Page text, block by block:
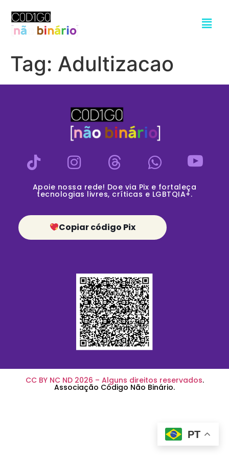
Tag: Adultizacao
Apoie nossa rede! Doe via Pix e fortaleça
tecnologias livres, críticas e LGBTQIA+.
Copiar código Pix
CC BY NC ND 2026 – Alguns direitos reservados.
Associação Código Não Binário.
PT